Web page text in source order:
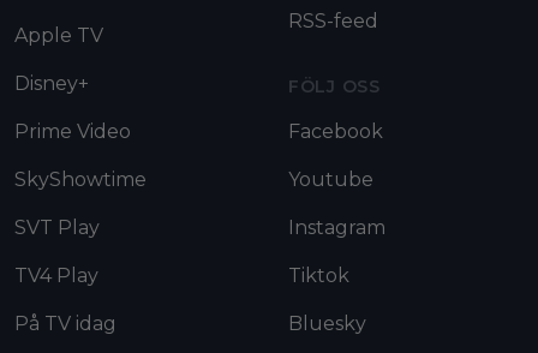
Apple TV
Disney+
Prime Video
SkyShowtime
SVT Play
TV4 Play
På TV idag
RSS-feed
FÖLJ OSS
Facebook
Youtube
Instagram
Tiktok
Bluesky